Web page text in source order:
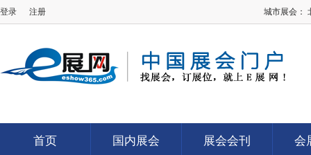
登录 注册 城市展会：
首页 国内展会 展会会刊 会